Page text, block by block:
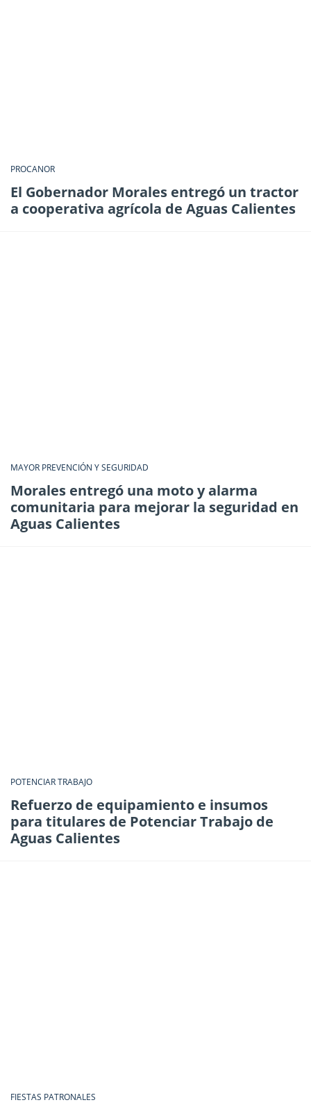
PROCANOR
El Gobernador Morales entregó un tractor
a cooperativa agrícola de Aguas Calientes
MAYOR PREVENCIÓN Y SEGURIDAD
Morales entregó una moto y alarma
comunitaria para mejorar la seguridad en
Aguas Calientes
POTENCIAR TRABAJO
Refuerzo de equipamiento e insumos
para titulares de Potenciar Trabajo de
Aguas Calientes
FIESTAS PATRONALES